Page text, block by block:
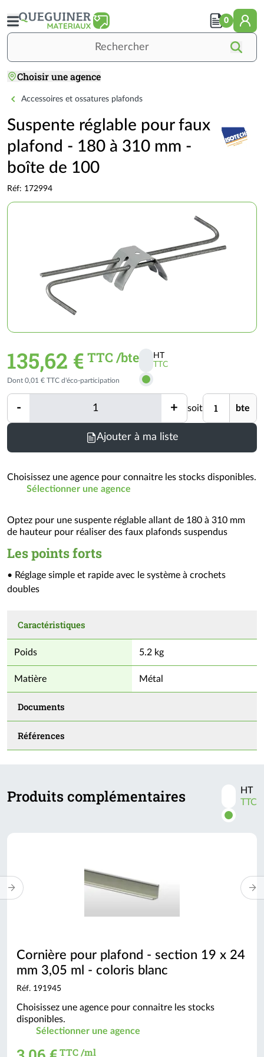
au
contenu
Choisir une agence
0
Accueil
PLÂTRERIE / ISOLATION / PLAFOND
PLAFOND
Accessoires et ossatures plafonds
Suspente réglable pour faux
plafond - 180 à 310 mm -
boîte de 100
Réf: 172994
135,62 € TTC /bte
Activer
les
prix
HT
TTC
Dont 0,01 € TTC d'éco-participation
- Quantité + soit Unité bte
Ajouter à ma liste
Choisissez une agence pour connaitre les stocks disponibles.
Sélectionner une agence
Optez pour une suspente réglable allant de 180 à 310 mm
de hauteur pour réaliser des faux plafonds suspendus
Les points forts
• Réglage simple et rapide avec le système à crochets
doubles
Caractéristiques
Poids 5.2 kg
Matière Métal
Documents
Références
Produits complémentaires
Activer
les
HT
TTC
Cornière pour plafond - section 19 x 24
mm 3,05 ml - coloris blanc
Réf. 191945
Choisissez une agence pour connaitre les stocks
disponibles.
Sélectionner une agence
TTC /ml